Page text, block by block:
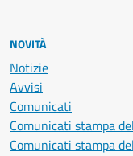
NOVITÀ
Notizie
Avvisi
Comunicati
Comunicati stampa
Comunicati stampa